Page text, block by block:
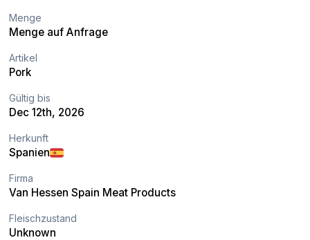
Menge
Menge auf Anfrage
Artikel
Pork
Gültig bis
Dec 12th, 2026
Herkunft
Spanien
Firma
Van Hessen Spain Meat Products
Fleischzustand
Unknown